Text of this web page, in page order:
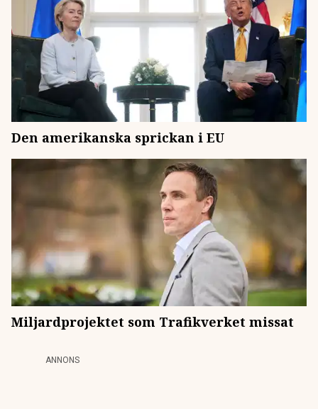
Den amerikanska sprickan i EU
Miljardprojektet som Trafikverket missat
ANNONS